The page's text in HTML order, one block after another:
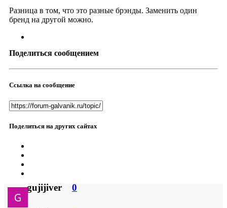
Разница в том, что это разные брэнды. Заменить один
бренд на другой можно.
Поделиться сообщением
Ссылка на сообщение
Поделиться на других сайтах
gujijiver 0